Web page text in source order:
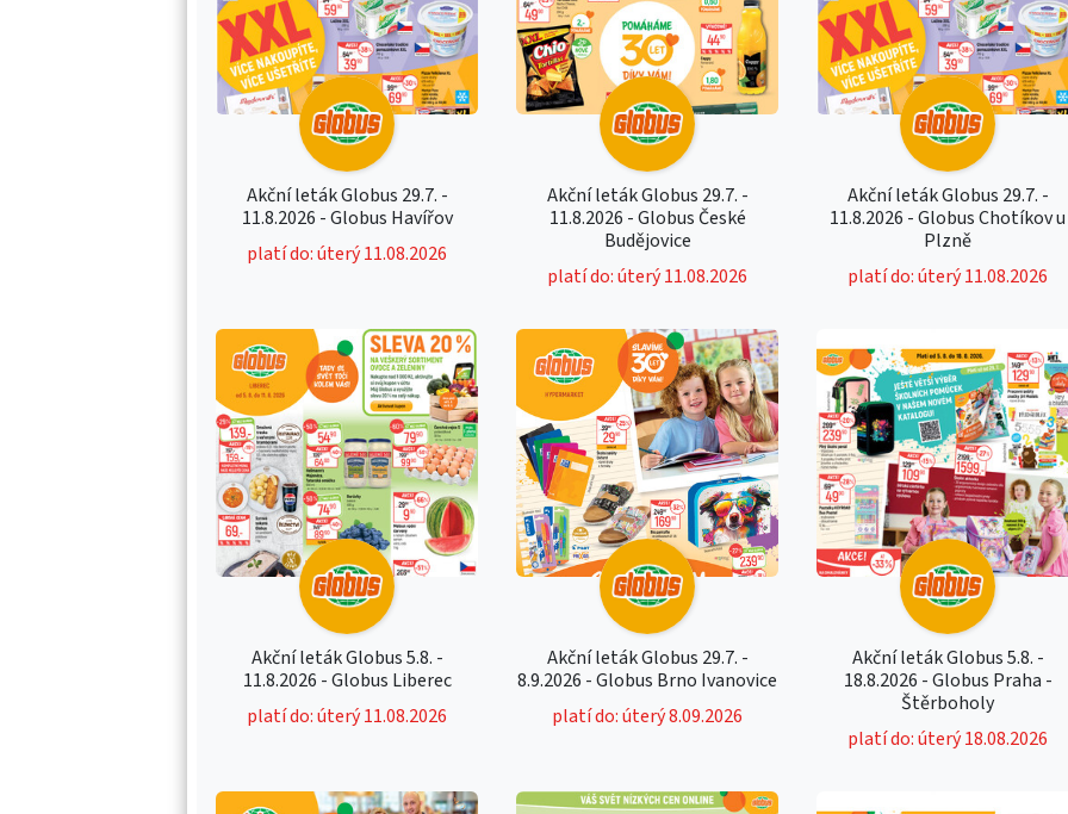
Akční leták Globus 29.7. -
11.8.2026 - Globus Havířov
platí do: úterý 11.08.2026
Akční leták Globus 29.7. -
11.8.2026 - Globus České
Budějovice
platí do: úterý 11.08.2026
Akční leták Globus 29.7. -
11.8.2026 - Globus Chotíkov u
Plzně
platí do: úterý 11.08.2026
Akční leták Globus 5.8. -
11.8.2026 - Globus Liberec
platí do: úterý 11.08.2026
Akční leták Globus 29.7. -
8.9.2026 - Globus Brno Ivanovice
platí do: úterý 8.09.2026
Akční leták Globus 5.8. -
18.8.2026 - Globus Praha -
Štěrboholy
platí do: úterý 18.08.2026